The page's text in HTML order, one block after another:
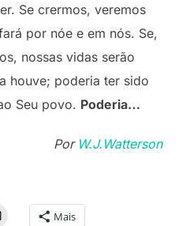
Se crermos, veremos
por nóe e em nós. Se,
nossas vidas serão
houve; poderia ter sido
Seu povo. Poderia…
Por W.J.Watterson
Mais